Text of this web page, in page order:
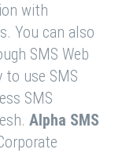
with
You can also
SMS Web
to use SMS
SMS
Alpha SMS